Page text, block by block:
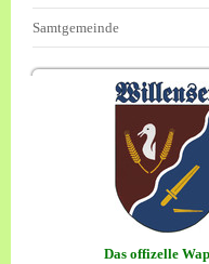
Samtgemeinde
Das offizelle